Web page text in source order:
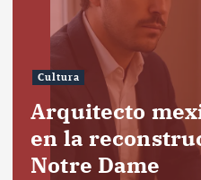
Cultura
Arquitecto
en la
Notre Dame